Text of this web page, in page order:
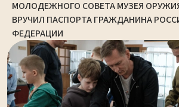
МОЛОДЕЖНОГО СОВЕТА МУЗЕЯ
ВРУЧИЛ ПАСПОРТА ГРАЖДАНИНА
ФЕДЕРАЦИИ